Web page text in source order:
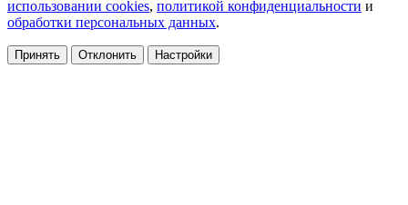
использовании cookies, политикой конфиденциальности и
обработки персональных данных.
Принять Отклонить Настройки